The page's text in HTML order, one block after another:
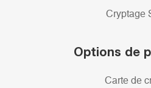
Cryptage
Options de
Carte de